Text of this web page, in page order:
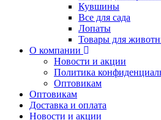
Кувшины
Все для сада
Лопаты
Товары для
О компании
Новости и акции
Политика
Оптовикам
Оптовикам
Доставка и оплата
Новости и акции